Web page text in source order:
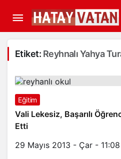
Etiket: Reyhnalı Yahya
Eğitim
Vali Lekesiz, Başarılı
Etti
29 Mayıs 2013 - Çar - 11:08